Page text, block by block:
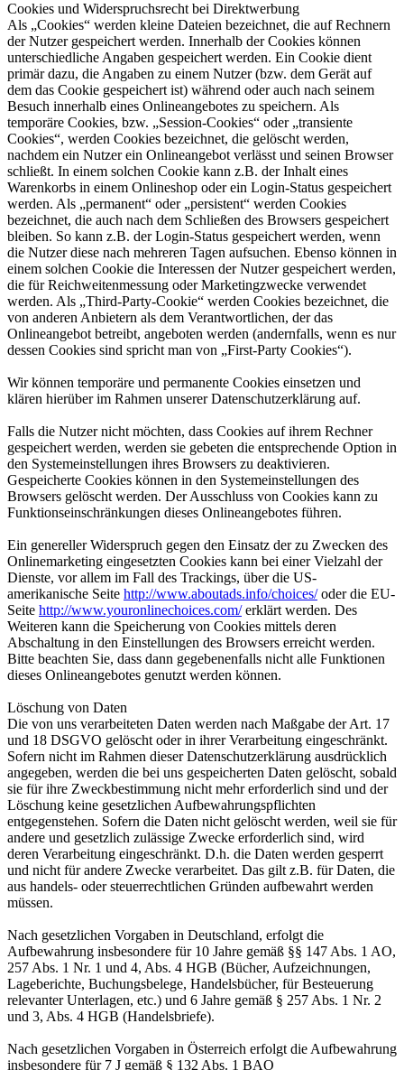
Cookies und Widerspruchsrecht bei Direktwerbung
Als „Cookies“ werden kleine Dateien bezeichnet, die auf Rechnern
der Nutzer gespeichert werden. Innerhalb der Cookies können
unterschiedliche Angaben gespeichert werden. Ein Cookie dient
primär dazu, die Angaben zu einem Nutzer (bzw. dem Gerät auf
dem das Cookie gespeichert ist) während oder auch nach seinem
Besuch innerhalb eines Onlineangebotes zu speichern. Als
temporäre Cookies, bzw. „Session-Cookies“ oder „transiente
Cookies“, werden Cookies bezeichnet, die gelöscht werden,
nachdem ein Nutzer ein Onlineangebot verlässt und seinen Browser
schließt. In einem solchen Cookie kann z.B. der Inhalt eines
Warenkorbs in einem Onlineshop oder ein Login-Status gespeichert
werden. Als „permanent“ oder „persistent“ werden Cookies
bezeichnet, die auch nach dem Schließen des Browsers gespeichert
bleiben. So kann z.B. der Login-Status gespeichert werden, wenn
die Nutzer diese nach mehreren Tagen aufsuchen. Ebenso können in
einem solchen Cookie die Interessen der Nutzer gespeichert werden,
die für Reichweitenmessung oder Marketingzwecke verwendet
werden. Als „Third-Party-Cookie“ werden Cookies bezeichnet, die
von anderen Anbietern als dem Verantwortlichen, der das
Onlineangebot betreibt, angeboten werden (andernfalls, wenn es nur
dessen Cookies sind spricht man von „First-Party Cookies“).
Wir können temporäre und permanente Cookies einsetzen und
klären hierüber im Rahmen unserer Datenschutzerklärung auf.
Falls die Nutzer nicht möchten, dass Cookies auf ihrem Rechner
gespeichert werden, werden sie gebeten die entsprechende Option in
den Systemeinstellungen ihres Browsers zu deaktivieren.
Gespeicherte Cookies können in den Systemeinstellungen des
Browsers gelöscht werden. Der Ausschluss von Cookies kann zu
Funktionseinschränkungen dieses Onlineangebotes führen.
Ein genereller Widerspruch gegen den Einsatz der zu Zwecken des
Onlinemarketing eingesetzten Cookies kann bei einer Vielzahl der
Dienste, vor allem im Fall des Trackings, über die US-
amerikanische Seite http://www.aboutads.info/choices/oder die EU-
Seite http://www.youronlinechoices.com/erklärt werden. Des
Weiteren kann die Speicherung von Cookies mittels deren
Abschaltung in den Einstellungen des Browsers erreicht werden.
Bitte beachten Sie, dass dann gegebenenfalls nicht alle Funktionen
dieses Onlineangebotes genutzt werden können.
Löschung von Daten
Die von uns verarbeiteten Daten werden nach Maßgabe der Art. 17
und 18 DSGVO gelöscht oder in ihrer Verarbeitung eingeschränkt.
Sofern nicht im Rahmen dieser Datenschutzerklärung ausdrücklich
angegeben, werden die bei uns gespeicherten Daten gelöscht, sobald
sie für ihre Zweckbestimmung nicht mehr erforderlich sind und der
Löschung keine gesetzlichen Aufbewahrungspflichten
entgegenstehen. Sofern die Daten nicht gelöscht werden, weil sie für
andere und gesetzlich zulässige Zwecke erforderlich sind, wird
deren Verarbeitung eingeschränkt. D.h. die Daten werden gesperrt
und nicht für andere Zwecke verarbeitet. Das gilt z.B. für Daten, die
aus handels- oder steuerrechtlichen Gründen aufbewahrt werden
müssen.
Nach gesetzlichen Vorgaben in Deutschland, erfolgt die
Aufbewahrung insbesondere für 10 Jahre gemäß §§ 147 Abs. 1 AO,
257 Abs. 1 Nr. 1 und 4, Abs. 4 HGB (Bücher, Aufzeichnungen,
Lageberichte, Buchungsbelege, Handelsbücher, für Besteuerung
relevanter Unterlagen, etc.) und 6 Jahre gemäß § 257 Abs. 1 Nr. 2
und 3, Abs. 4 HGB (Handelsbriefe).
Nach gesetzlichen Vorgaben in Österreich erfolgt die Aufbewahrung
insbesondere für 7 J gemäß § 132 Abs. 1 BAO